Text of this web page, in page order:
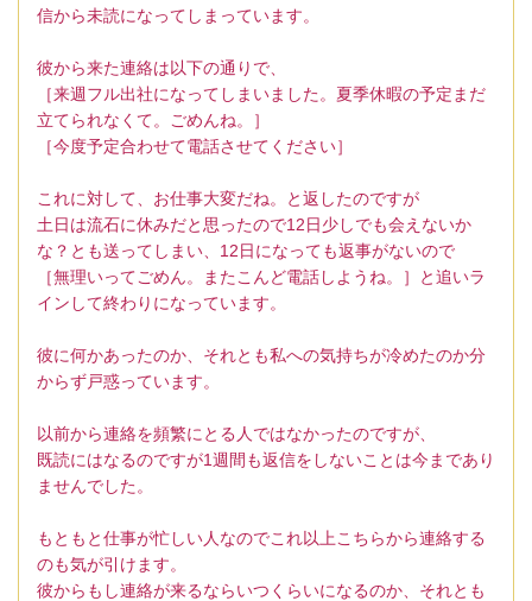
信から未読になってしまっています。
彼から来た連絡は以下の通りで、
［来週フル出社になってしまいました。夏季休暇の予定まだ
立てられなくて。ごめんね。］
［今度予定合わせて電話させてください］
これに対して、お仕事大変だね。と返したのですが
土日は流石に休みだと思ったので12日少しでも会えないか
な？とも送ってしまい、12日になっても返事がないので
［無理いってごめん。またこんど電話しようね。］と追いラ
インして終わりになっています。
彼に何かあったのか、それとも私への気持ちが冷めたのか分
からず戸惑っています。
以前から連絡を頻繁にとる人ではなかったのですが、
既読にはなるのですが1週間も返信をしないことは今まであり
ませんでした。
もともと仕事が忙しい人なのでこれ以上こちらから連絡する
のも気が引けます。
彼からもし連絡が来るならいつくらいになるのか、それとも